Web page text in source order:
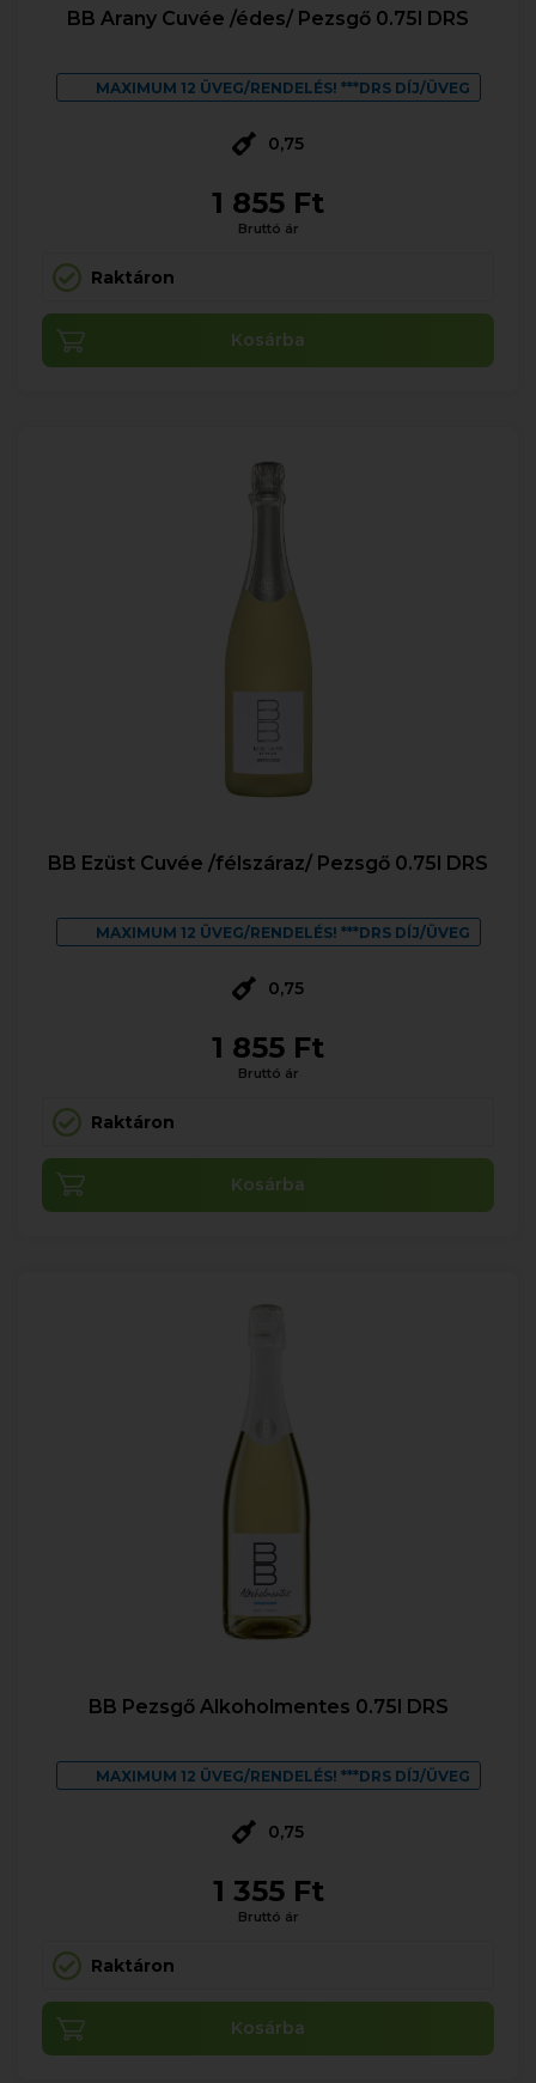
BB Arany Cuvée /édes/ Pezsgő 0.75l DRS
MAXIMUM 12 ÜVEG/RENDELÉS! ***DRS DÍJ/ÜVEG
0,75
1 855 Ft
Bruttó ár
Raktáron
Kosárba
BB Ezüst Cuvée /félszáraz/ Pezsgő 0.75l DRS
MAXIMUM 12 ÜVEG/RENDELÉS! ***DRS DÍJ/ÜVEG
0,75
1 855 Ft
Bruttó ár
Raktáron
Kosárba
BB Pezsgő Alkoholmentes 0.75l DRS
MAXIMUM 12 ÜVEG/RENDELÉS! ***DRS DÍJ/ÜVEG
0,75
1 355 Ft
Bruttó ár
Raktáron
Kosárba